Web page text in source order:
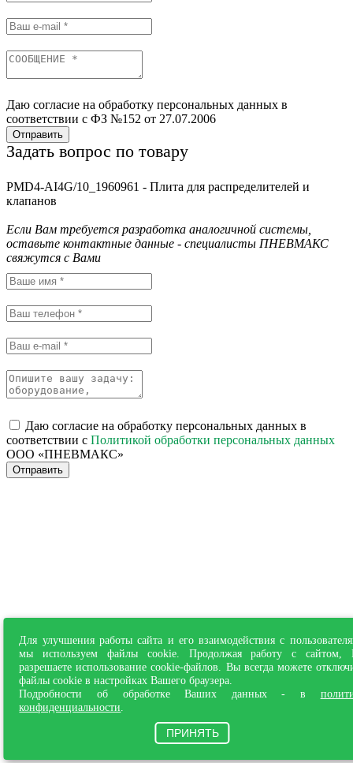
Для улучшения работы сайта и его взаимодействия с
мы используем файлы cookie. Продолжая работу с сайтом,
разрешаете использование cookie-файлов. Вы всегда можете
файлы cookie в настройках Вашего браузера.
Подробности об обработке Ваших данных - в
конфиденциальности
ПРИНЯТЬ
Даю согласие на обработку персональных данных в
соответствии с ФЗ №152 от 27.07.2006
Отправить
Задать вопрос по товару
PMD4-AI4G/10_1960961 - Плита для распределителей и
клапанов
Если Вам требуется разработка аналогичной системы,
оставьте контактные данные - специалисты ПНЕВМАКС
свяжутся с Вами
Даю согласие на обработку персональных данных в
соответствии с Политикой обработки персональных данных
ООО «ПНЕВМАКС»
Отправить